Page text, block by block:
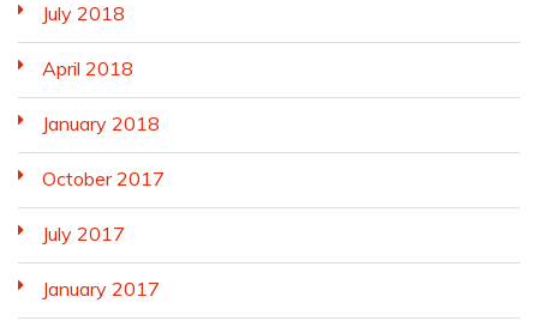
July 2018
April 2018
January 2018
October 2017
July 2017
January 2017